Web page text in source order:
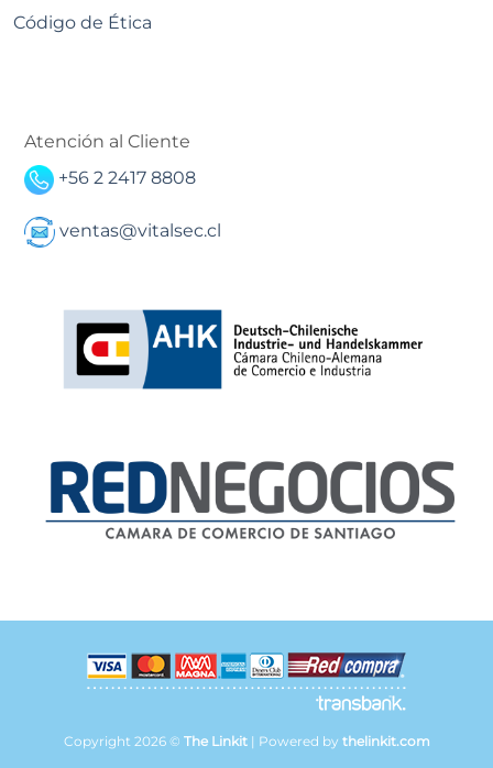
Código de Ética
Atención al Cliente
+56 2 2417 8808
ventas@vitalsec.cl
Copyright 2026 © The Linkit| Powered by thelinkit.com